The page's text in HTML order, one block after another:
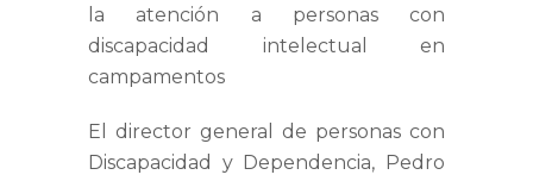
la atención a personas con
discapacidad intelectual en
campamentos
El director general de personas con
Discapacidad y Dependencia, Pedro